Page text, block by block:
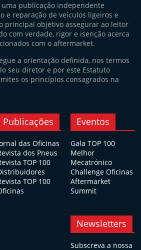
uma publicação independente
e reparação de veículos ligeiros e
principal objetivo assegurar ao leitor
com verdade, rigor e isenção acerca
com o aftermarket.
a orientação definida, nos termos
seu diretor e por este Estatuto
os princípios consagrados na
Publicações
das Oficinas
dos Pneus
TOP 100
TOP 100
Eventos
Gala TOP 100
Melhor
Mecatrónico
Challenge Oficinas
Aftermarket
Summit
Newsletters
Subscreva a nossa